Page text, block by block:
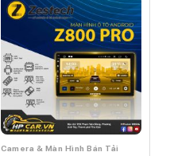
Camera & Màn Hình Bán Tải